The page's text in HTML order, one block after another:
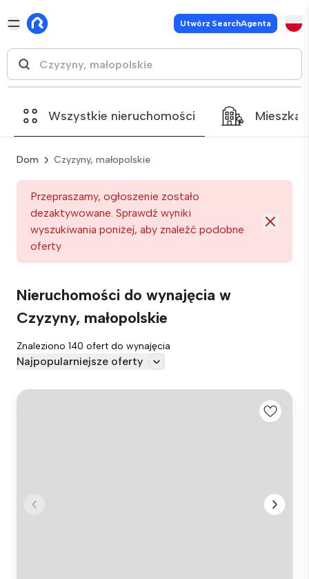
Utwórz SearchAgenta
Wszystkie nieruchomości
Dom Czyzyny, małopolskie
Przepraszamy, ogłoszenie zostało
dezaktywowane. Sprawdź wyniki
wyszukiwania poniżej, aby znaleźć podobne
oferty
Nieruchomości do wynajęcia w
Czyzyny, małopolskie
Znaleziono 140 ofert do wynajęcia
Najpopularniejsze oferty